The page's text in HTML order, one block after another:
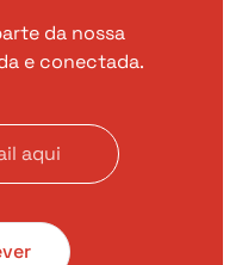
da nossa
e conectada.